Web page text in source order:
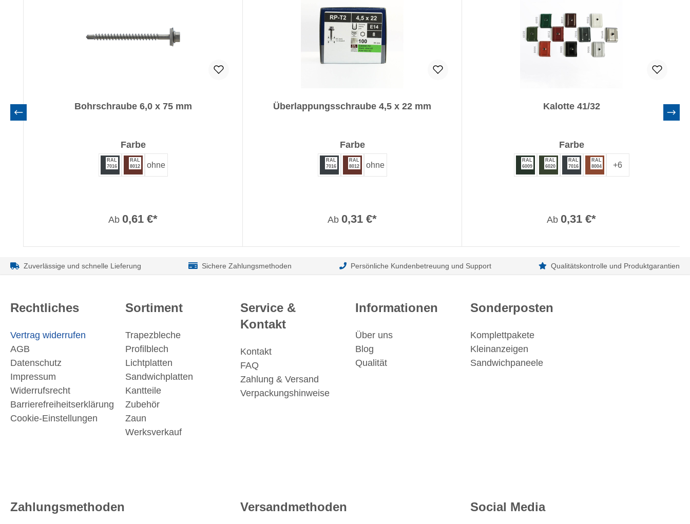
Bohrschraube 6,0 x 75 mm
Farbeauswählen
RAL
7016
RAL
8012
ohne
Ab 0,61 €*
Überlappungsschraube 4,5 x 22 mm
Farbeauswählen
RAL
7016
RAL
8012
ohne
Ab 0,31 €*
Kalotte 41/32
Farbeauswählen
RAL
6009
RAL
6020
RAL
7016
RAL
8004
+6
Ab 0,31 €*
Zuverlässige und schnelle Lieferung Sichere Zahlungsmethoden Persönliche Kundenbetreuung und Support Qualitätskontrolle und Produktgarantien
Rechtliches
Vertrag widerrufen
AGB
Datenschutz
Impressum
Widerrufsrecht
Barrierefreiheitserklärung
Cookie-Einstellungen
Sortiment
Trapezbleche
Profilblech
Lichtplatten
Sandwichplatten
Kantteile
Zubehör
Zaun
Werksverkauf
Service &
Kontakt
Kontakt
FAQ
Zahlung & Versand
Verpackungshinweise
Informationen
Über uns
Blog
Qualität
Sonderposten
Komplettpakete
Kleinanzeigen
Sandwichpaneele
Zahlungsmethoden Versandmethoden Social Media